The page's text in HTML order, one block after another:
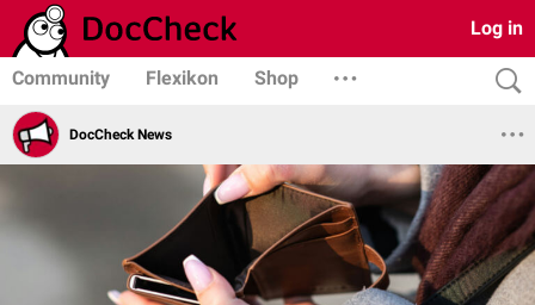
Log in
Community Flexikon Shop
DocCheck News